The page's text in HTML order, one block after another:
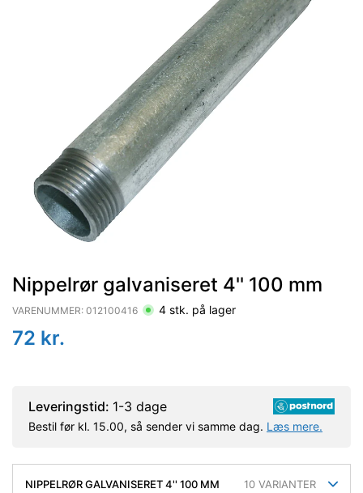
Nippelrør galvaniseret 4'' 100 mm
VARENUMMER: 012100416 4 stk. på lager
72 kr.
Leveringstid: 1-3 dage
Bestil før kl. 15.00, så sender vi samme dag. Læs mere.
NIPPELRØR GALVANISERET 4'' 100 MM 10 VARIANTER